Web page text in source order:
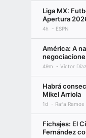
Liga MX:
Apertura
4h ESPN
América: A
49m Víctor Díaz
Habrá
Mikel Arriola
1d Rafa Ramos
Fichajes: El
Fernández